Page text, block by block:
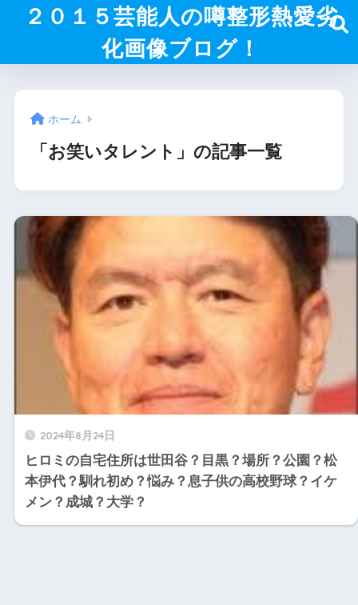
２０１５芸能人の噂整形熱愛劣
化画像ブログ！
ホーム
「お笑いタレント」の記事一覧
2024年8月24日
ヒロミの自宅住所は世田谷？目黒？場所？公園？松
本伊代？馴れ初め？悩み？息子供の高校野球？イケ
メン？成城？大学？